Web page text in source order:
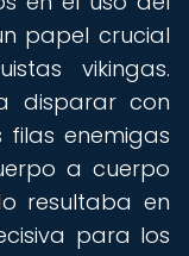
papel crucial
vikingas.
disparar con
enemigas
a cuerpo
resultaba en
para los